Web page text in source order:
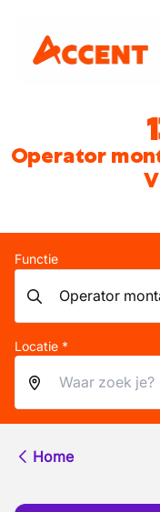
Operator
Functie
Locatie *
Home